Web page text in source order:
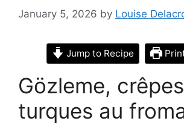
January 5, 2026 by Louise
Jump to Recipe
Gözleme, crêpes
turques au